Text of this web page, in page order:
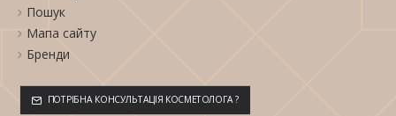
Пошук
Мапа сайту
Бренди
ПОТРІБНА КОНСУЛЬТАЦІЯ КОСМЕТОЛОГА ?